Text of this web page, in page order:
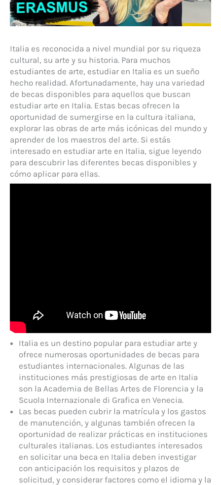
Italia es reconocida a nivel mundial por su riqueza
cultural, su arte y su historia. Para muchos
estudiantes de arte, estudiar en Italia es un sueño
hecho realidad. Afortunadamente, hay una variedad
de becas disponibles para aquellos que buscan
estudiar arte en Italia. Estas becas ofrecen la
oportunidad de sumergirse en la cultura italiana,
explorar las obras de arte más icónicas del mundo y
aprender de los maestros del arte. Si estás
interesado en estudiar arte en Italia, sigue leyendo
para descubrir las diferentes becas disponibles y
cómo aplicar para ellas.
Italia es un destino popular para estudiar arte y
ofrece numerosas oportunidades de becas para
estudiantes internacionales. Algunas de las
instituciones más prestigiosas de arte en Italia
son la Academia de Bellas Artes de Florencia y la
Scuola Internazionale di Grafica en Venecia.
Las becas pueden cubrir la matrícula y los gastos
de manutención, y algunas también ofrecen la
oportunidad de realizar prácticas en instituciones
culturales italianas. Los estudiantes interesados
en solicitar una beca en Italia deben investigar
con anticipación los requisitos y plazos de
solicitud, y considerar factores como el idioma y la